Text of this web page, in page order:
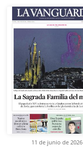
11 de junio de 2026